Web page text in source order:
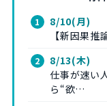
8/10(月)
【新因果
8/13(木)
仕事が速い
ら“欲…